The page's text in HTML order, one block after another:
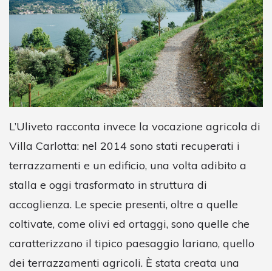
L’Uliveto racconta invece la vocazione agricola di
Villa Carlotta: nel 2014 sono stati recuperati i
terrazzamenti e un edificio, una volta adibito a
stalla e oggi trasformato in struttura di
accoglienza. Le specie presenti, oltre a quelle
coltivate, come olivi ed ortaggi, sono quelle che
caratterizzano il tipico paesaggio lariano, quello
dei terrazzamenti agricoli. È stata creata una